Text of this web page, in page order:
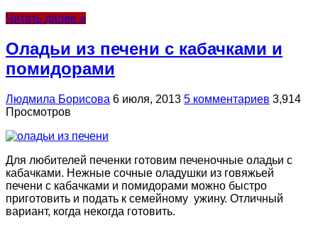
Читать далее »
Оладьи из печени с кабачками и
помидорами
Людмила Борисова 6 июля, 2013 5 комментариев 3,914
Просмотров
Для любителей печенки готовим печеночные оладьи с
кабачками. Нежные сочные оладушки из говяжьей
печени с кабачками и помидорами можно быстро
приготовить и подать к семейному ужину. Отличный
вариант, когда некогда готовить.